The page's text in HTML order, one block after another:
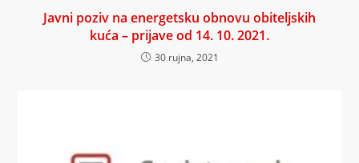
Javni poziv na energetsku obnovu obiteljskih
kuća – prijave od 14. 10. 2021.
30 rujna, 2021